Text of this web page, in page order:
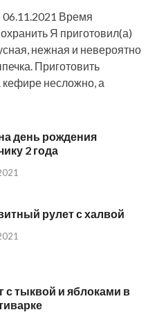
06.11.2021 Время
Я приготовил(а)
нежная и невероятно
Приготовить
несложно, а
день рождения
2 года
рулет с халвой
с тыквой и яблоками в